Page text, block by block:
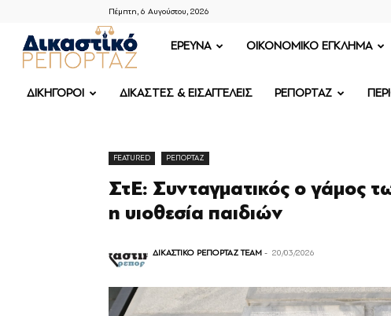
Πέμπτη, 6 Αυγούστου, 2026
ΔΙΚΑΣΤΙΚΟ
ΡΕΠΟΡΤΑΖ
ΕΡΕΥΝΑ OIKONOMIKO ΕΓΚΛΗΜΑ
ΔΙΚΗΓΟΡΟΙ ΔΙΚΑΣΤΕΣ & ΕΙΣΑΓΓΕΛΕΙΣ ΡΕΠΟΡΤΑΖ
FEATURED ΡΕΠΟΡΤΑΖ
ΣτΕ: Συνταγματικός ο γάμος
η υιοθεσία παιδιών
ΔΙΚΑΣΤΙΚΟ ΡΕΠΟΡΤΑΖ TEAM - 20/03/2026